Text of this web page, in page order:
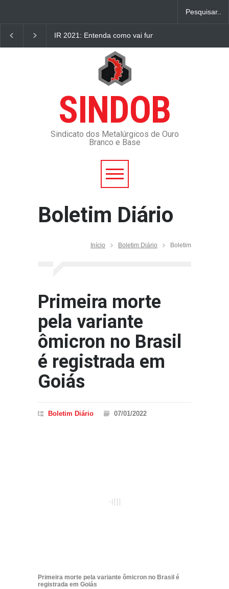
IR 2021: Entenda como vai funcionar a declaração
SINDOB
Sindicato dos Metalúrgicos de Ouro
Branco e Base
Boletim Diário
Início Boletim Diário Boletim
Primeira morte
pela variante
ômicron no Brasil
é registrada em
Goiás
Boletim Diário 07/01/2022
Primeira morte pela variante ômicron no Brasil é
registrada em Goiás